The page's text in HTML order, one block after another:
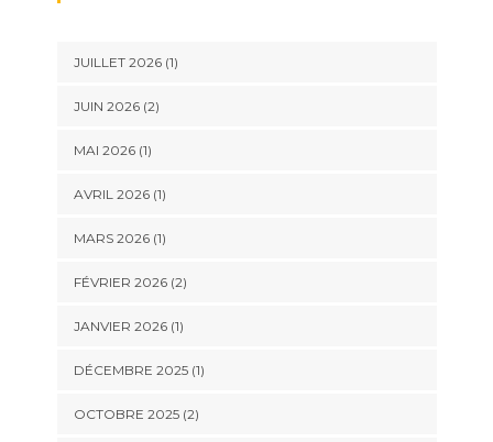
JUILLET 2026(1)
JUIN 2026(2)
MAI 2026(1)
AVRIL 2026(1)
MARS 2026(1)
FÉVRIER 2026(2)
JANVIER 2026(1)
DÉCEMBRE 2025(1)
OCTOBRE 2025(2)